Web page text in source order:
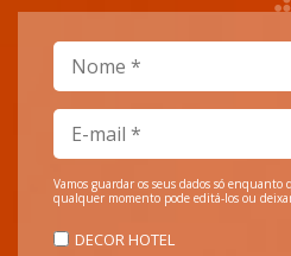
Vamos guardar os seus dados só enquanto
qualquer momento pode editá-los ou
DECOR HOTEL